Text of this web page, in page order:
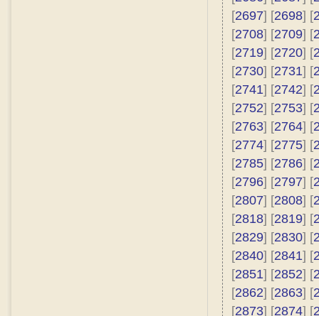
[2697] [2698] [
[2708] [2709] [
[2719] [2720] [
[2730] [2731] [
[2741] [2742] [
[2752] [2753] [
[2763] [2764] [
[2774] [2775] [
[2785] [2786] [
[2796] [2797] [
[2807] [2808] [
[2818] [2819] [
[2829] [2830] [
[2840] [2841] [
[2851] [2852] [
[2862] [2863] [
[2873] [2874] [